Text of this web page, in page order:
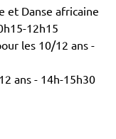
et Danse africaine
12h15
les 10/12 ans -
ans - 14h-15h30